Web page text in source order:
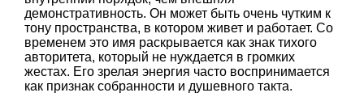
демонстративность. Он может быть очень чутким к
тону пространства, в котором живет и работает. Со
временем это имя раскрывается как знак тихого
авторитета, который не нуждается в громких
жестах. Его зрелая энергия часто воспринимается
как признак собранности и душевного такта.